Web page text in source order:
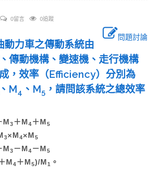
0留言 0追蹤
問題討論
動力車之傳動系統由
傳動機構、變速機、走行機構
，效率（Efficiency）分別為
、M4 、M5 ，請問該系統之總效率
M3 ＋M4 ＋M5
3×M4×M5
M3 －M4 －M5
M4 ＋M5)/M1 。